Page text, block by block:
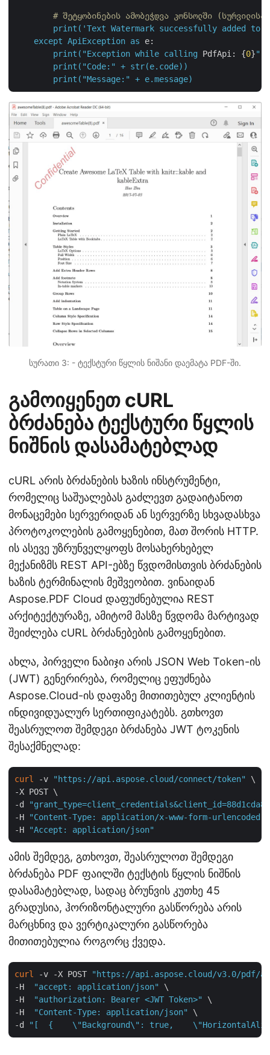
# შეტყობინების ამობეჭდვა კონსოლში
print('Text Watermark successfully added to
except ApiException as
e:
print("Exception while calling PdfApi: {0}
        print("
Code:" + str(e.code))
print("Message:"
+ e.message)
სურათი 3: - ტექსტური წყლის ნიშანი დაემატა PDF-ში.
გამოიყენეთ cURL
ბრძანება ტექსტური წყლის
ნიშნის დასამატებლად
cURL არის ბრძანების ხაზის ინსტრუმენტი,
რომელიც საშუალებას გაძლევთ გადაიტანოთ
მონაცემები სერვერიდან ან სერვერზე სხვადასხვა
პროტოკოლების გამოყენებით, მათ შორის HTTP.
ის ასევე უზრუნველყოფს მოსახერხებელ
მექანიზმს REST API-ებზე წვდომისთვის ბრძანების
ხაზის ტერმინალის მეშვეობით. ვინაიდან
Aspose.PDF Cloud დაფუძნებულია REST
არქიტექტურაზე, ამიტომ მასზე წვდომა მარტივად
შეიძლება cURL ბრძანებების გამოყენებით.
ახლა, პირველი ნაბიჯი არის JSON Web Token-ის
(JWT) გენერირება, რომელიც ეფუძნება
Aspose.Cloud-ის დაფაზე მითითებულ კლიენტის
ინდივიდუალურ სერთიფიკატებს. გთხოვთ
შეასრულოთ შემდეგი ბრძანება JWT ტოკენის
შესაქმნელად:
curl -v "https://api.aspose.cloud/connect/token"
\
-X POST \
-d
"grant_type=client_credentials&client_id=88d1cda8-
-H
"Content-Type: application/x-www-form-urlencoded"
-H
"Accept: application/json"
ამის შემდეგ, გთხოვთ, შეასრულოთ შემდეგი
ბრძანება PDF ფაილში ტექსტის წყლის ნიშნის
დასამატებლად, სადაც ბრუნვის კუთხე 45
გრადუსია, ჰორიზონტალური გასწორება არის
მარცხნივ და ვერტიკალური გასწორება
მითითებულია როგორც ქვედა.
curl -v -X POST
"https://api.aspose.cloud/v3.0/pdf/
-H
"accept: application/json"
\
-H
"authorization: Bearer <JWT Token>"
\
-H
"Content-Type: application/json"
\
-d
"[  {    \"Background\": true,